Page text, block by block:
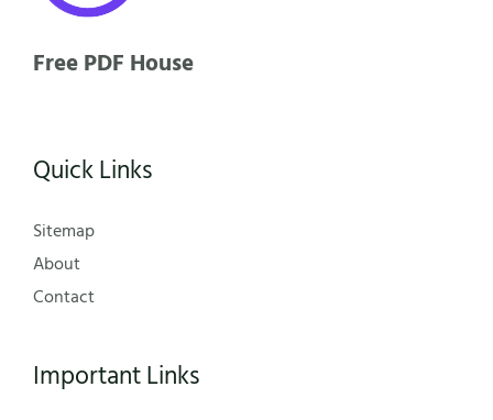
Free PDF House
Quick Links
Sitemap
About
Contact
Important Links